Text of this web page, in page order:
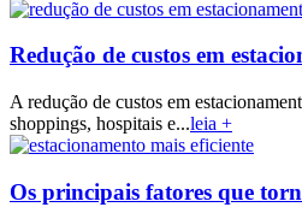
Redução de custos em
A redução de custos em
shoppings, hospitais e...leia +
Os principais fatores que